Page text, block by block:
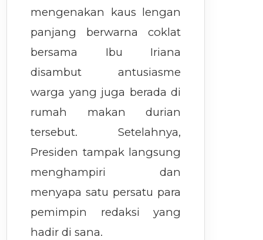
mengenakan kaus lengan
panjang berwarna coklat
bersama Ibu Iriana
disambut antusiasme
warga yang juga berada di
rumah makan durian
tersebut. Setelahnya,
Presiden tampak langsung
menghampiri dan
menyapa satu persatu para
pemimpin redaksi yang
hadir di sana.